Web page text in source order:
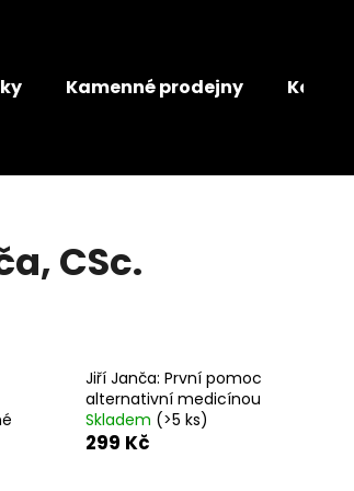
Kamenné prodejny Kontakt
CSc.
Jiří Janča: První pomoc
alternativní medicínou
Skladem (>5 ks)
299 Kč
JANČŮV ŽLUČNÍKOVÝ ČAJ
99 Kč